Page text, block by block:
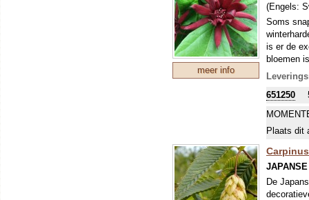
meer info
(Engels:
Soms
is er de
bloemen
van jonge
van
hoogte is
aanwinst!
651250
Plaats dit
De